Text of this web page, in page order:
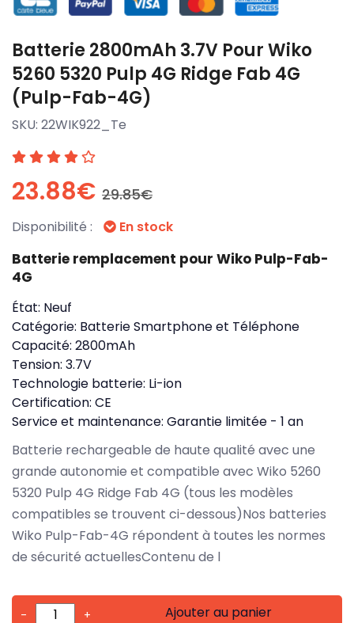
Batterie 2800mAh 3.7V Pour Wiko
5260 5320 Pulp 4G Ridge Fab 4G
(Pulp-Fab-4G)
SKU: 22WIK922_Te
23.88€ 29.85€
Disponibilité : En stock
Batterie remplacement pour Wiko Pulp-Fab-
4G
État: Neuf
Catégorie: Batterie Smartphone et Téléphone
Capacité: 2800mAh
Tension: 3.7V
Technologie batterie: Li-ion
Certification: CE
Service et maintenance: Garantie limitée - 1 an
Batterie rechargeable de haute qualité avec une
grande autonomie et compatible avec Wiko 5260
5320 Pulp 4G Ridge Fab 4G (tous les modèles
compatibles se trouvent ci-dessous)Nos batteries
Wiko Pulp-Fab-4G répondent à toutes les normes
de sécurité actuellesContenu de l
- + Ajouter au panier